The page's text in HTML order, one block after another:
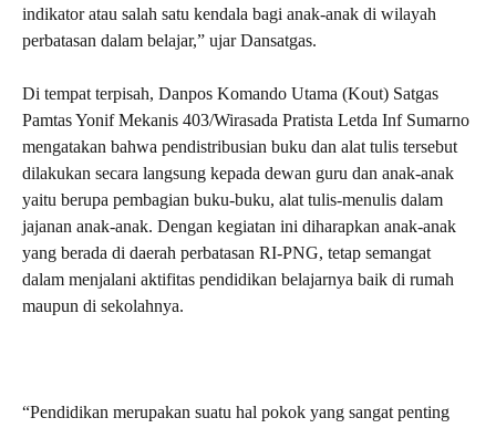
indikator atau salah satu kendala bagi anak-anak di wilayah
perbatasan dalam belajar,” ujar Dansatgas.
Di tempat terpisah, Danpos Komando Utama (Kout) Satgas
Pamtas Yonif Mekanis 403/Wirasada Pratista Letda Inf Sumarno
mengatakan bahwa pendistribusian buku dan alat tulis tersebut
dilakukan secara langsung kepada dewan guru dan anak-anak
yaitu berupa pembagian buku-buku, alat tulis-menulis dalam
jajanan anak-anak. Dengan kegiatan ini diharapkan anak-anak
yang berada di daerah perbatasan RI-PNG, tetap semangat
dalam menjalani aktifitas pendidikan belajarnya baik di rumah
maupun di sekolahnya.
“Pendidikan merupakan suatu hal pokok yang sangat penting